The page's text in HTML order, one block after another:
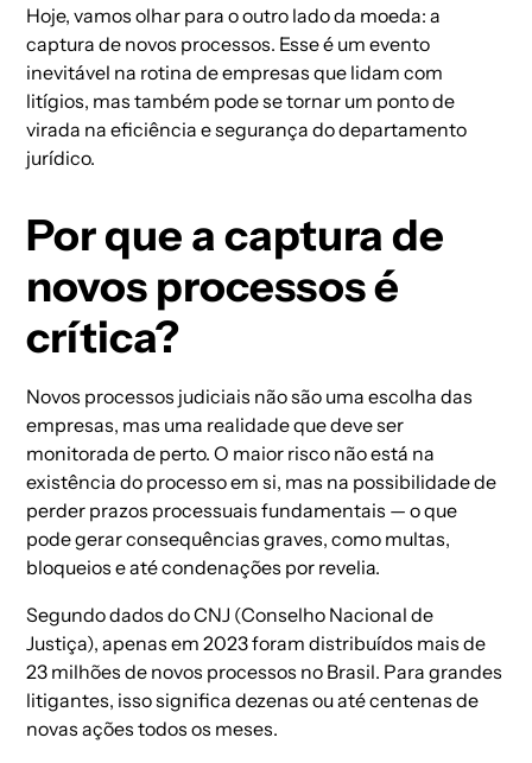
Hoje, vamos olhar para o outro lado da moeda: a
captura de novos processos. Esse é um evento
inevitável na rotina de empresas que lidam com
litígios, mas também pode se tornar um ponto de
virada na eficiência e segurança do departamento
jurídico.
Por que a captura de
novos processos é
crítica?
Novos processos judiciais não são uma escolha das
empresas, mas uma realidade que deve ser
monitorada de perto. O maior risco não está na
existência do processo em si, mas na possibilidade de
perder prazos processuais fundamentais — o que
pode gerar consequências graves, como multas,
bloqueios e até condenações por revelia.
Segundo dados do CNJ (Conselho Nacional de
Justiça), apenas em 2023 foram distribuídos mais de
23 milhões de novos processos no Brasil. Para grandes
litigantes, isso significa dezenas ou até centenas de
novas ações todos os meses.